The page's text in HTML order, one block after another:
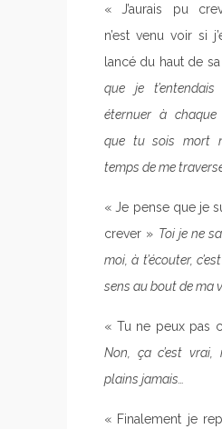
« J’aurais pu
n’est venu voir si
lancé du haut de
que je
éternuer à chaque
que tu sois mort
temps de me
« Je pense que je
crever » Toi je ne
moi, à t’écouter,
sens au bout de ma
« Tu ne peux pas
Non, ça c’est
plains jamais…
« Finalement je